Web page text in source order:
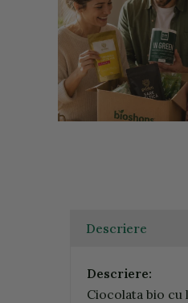
Descriere
Descriere:
Ciocolata bio cu